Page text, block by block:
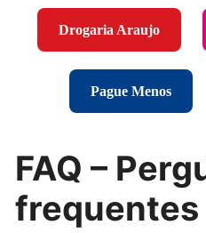
Drogaria Araujo
Pague Menos
FAQ –
frequentes